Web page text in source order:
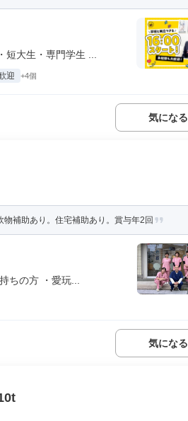
大生・専門学生 ...
迎 +4個
気になる
補助あり。住宅補助あり。賞与年2回
ちの方 ・愛玩...
気になる